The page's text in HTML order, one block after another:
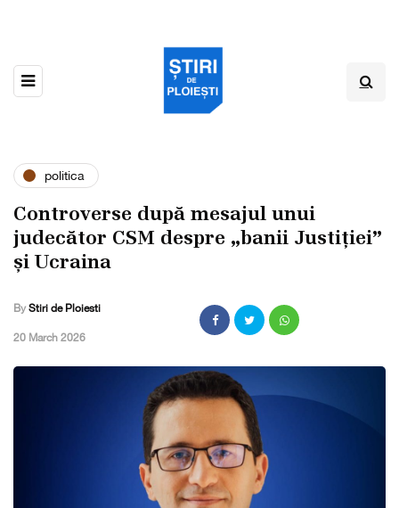
politica
Controverse după mesajul unui
judecător CSM despre „banii Justiției”
și Ucraina
By Stiri de Ploiesti
,20 March 2026